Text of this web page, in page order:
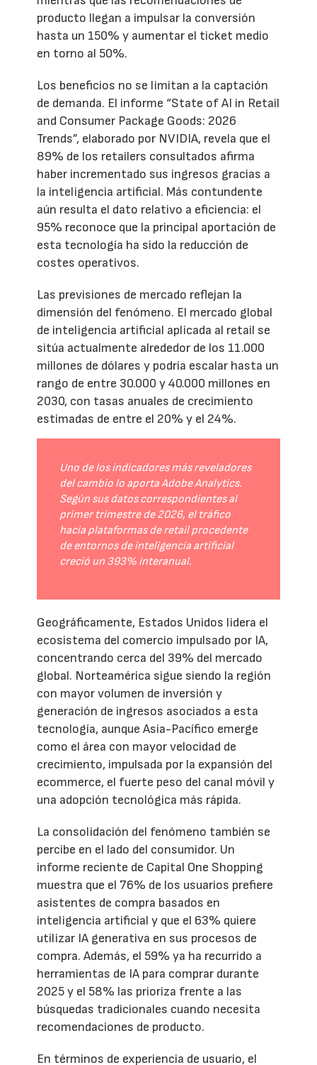
producto llegan a impulsar la conversión
hasta un 150% y aumentar el ticket medio
en torno al 50%.
Los beneficios no se limitan a la captación
de demanda. El informe “State of AI in Retail
and Consumer Package Goods: 2026
Trends”, elaborado por NVIDIA, revela que el
89% de los retailers consultados afirma
haber incrementado sus ingresos gracias a
la inteligencia artificial. Más contundente
aún resulta el dato relativo a eficiencia: el
95% reconoce que la principal aportación de
esta tecnología ha sido la reducción de
costes operativos.
Las previsiones de mercado reflejan la
dimensión del fenómeno. El mercado global
de inteligencia artificial aplicada al retail se
sitúa actualmente alrededor de los 11.000
millones de dólares y podría escalar hasta un
rango de entre 30.000 y 40.000 millones en
2030, con tasas anuales de crecimiento
estimadas de entre el 20% y el 24%.
Uno de los indicadores más reveladores
del cambio lo aporta Adobe Analytics.
Según sus datos correspondientes al
primer trimestre de 2026, el tráfico
hacia plataformas de retail procedente
de entornos de inteligencia artificial
creció un 393% interanual.
Geográficamente, Estados Unidos lidera el
ecosistema del comercio impulsado por IA,
concentrando cerca del 39% del mercado
global. Norteamérica sigue siendo la región
con mayor volumen de inversión y
generación de ingresos asociados a esta
tecnología, aunque Asia-Pacífico emerge
como el área con mayor velocidad de
crecimiento, impulsada por la expansión del
ecommerce, el fuerte peso del canal móvil y
una adopción tecnológica más rápida.
La consolidación del fenómeno también se
percibe en el lado del consumidor. Un
informe reciente de Capital One Shopping
muestra que el 76% de los usuarios prefiere
asistentes de compra basados en
inteligencia artificial y que el 63% quiere
utilizar IA generativa en sus procesos de
compra. Además, el 59% ya ha recurrido a
herramientas de IA para comprar durante
2025 y el 58% las prioriza frente a las
búsquedas tradicionales cuando necesita
recomendaciones de producto.
En términos de experiencia de usuario, el